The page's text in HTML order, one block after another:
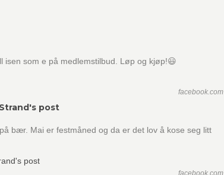
isen som e på medlemstilbud. Løp og kjøp!😃
facebook.com
post
bær. Mai er festmåned og da er det lov å kose seg litt
facebook.com